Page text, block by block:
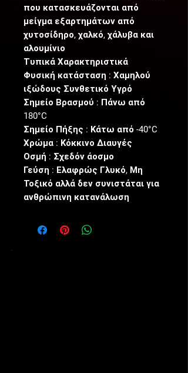
που κατασκευάζονται από
μείγμα εξαρτημάτων από
χυτοσίδηρο, χαλκό, χάλυβα και
αλουμίνιο
Τυπικά Χαρακτηριστικά
Φυσική κατάσταση : Χαμηλού
ιξώδους Συνθετικό Υγρό
Σημείο Βρασμού : Πάνω από
180°C
Σημείο Πήξης : Κάτω από -40°C
Χρώμα : Κόκκινο Διαυγές
Οσμή : Σχεδόν άοσμο
Γεύση : Ελαφρώς Γλυκό, Μη
Τοξικό αλλά δεν συνιστάται για
ανθρώπινη κατανάλωση